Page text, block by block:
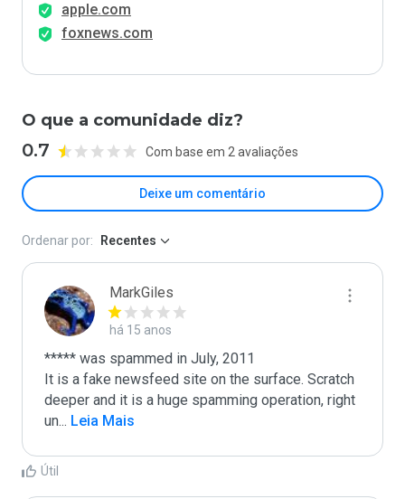
apple.com
foxnews.com
O que a comunidade diz?
0.7 Com base em 2 avaliações
Deixe um comentário
Ordenar por: Recentes
MarkGiles
há 15 anos
***** was spammed in July, 2011
It is a fake newsfeed site on the surface. Scratch
deeper and it is a huge spamming operation, right
un... Leia Mais
Útil